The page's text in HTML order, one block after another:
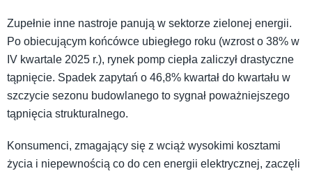
Zupełnie inne nastroje panują w sektorze zielonej energii.
Po obiecującym końcówce ubiegłego roku (wzrost o 38% w
IV kwartale 2025 r.), rynek pomp ciepła zaliczył drastyczne
tąpnięcie. Spadek zapytań o 46,8% kwartał do kwartału w
szczycie sezonu budowlanego to sygnał poważniejszego
tąpnięcia strukturalnego.
Konsumenci, zmagający się z wciąż wysokimi kosztami
życia i niepewnością co do cen energii elektrycznej, zaczęli